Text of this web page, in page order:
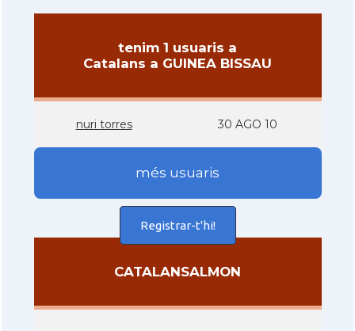
tenim 1 usuaris a
Catalans a GUINEA BISSAU
nuri torres 30 AGO 10
més usuaris
Registrar-t'hi!
CATALANSALMON